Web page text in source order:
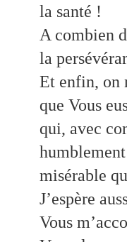
la santé !
A combien
la
Et enfin, on
que Vous
qui, avec
misérable
J’espère
Vous